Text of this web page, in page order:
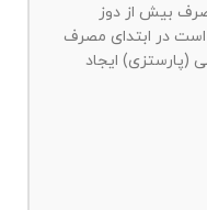
بیش از دوز
در ابتدای مصرف
ایجاد